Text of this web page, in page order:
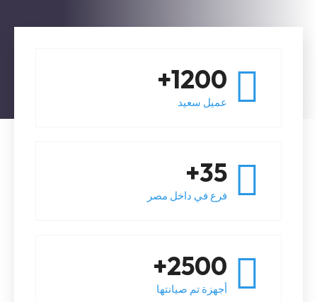
1200+
عميل سعيد
35+
فرع في داخل مصر
2500+
أجهزة تم صيانتها